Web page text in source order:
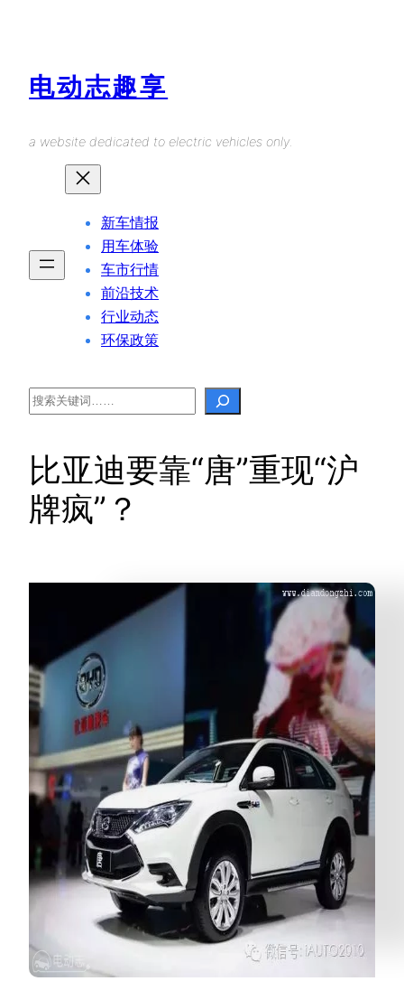
电动志趣享
a website dedicated to electric vehicles only.
新车情报
用车体验
车市行情
前沿技术
行业动态
环保政策
Search
比亚迪要靠“唐”重现“沪
牌疯”？